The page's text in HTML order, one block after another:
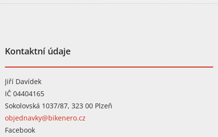
Kontaktní údaje
Jiří Davídek
IČ 04404165
Sokolovská 1037/87, 323 00 Plzeň
objednavky@bikenero.cz
Facebook